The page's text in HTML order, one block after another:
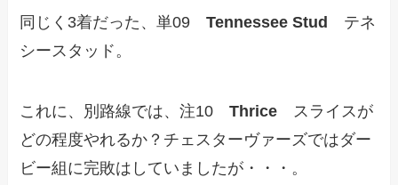
同じく3着だった、単09Tennessee Stud テネ
シースタッド。
これに、別路線では、注10Thrice スライスが
どの程度やれるか？チェスターヴァーズではダー
ビー組に完敗はしていましたが・・・。